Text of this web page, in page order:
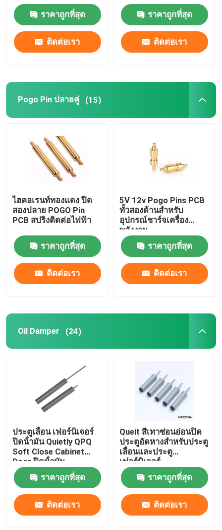
ทุกกรณี
สตาร์ทสปริง POGO
โซนโปโก้ pin
Pogo Pin ปลายคู่
Oil Damper
โปโก้พินที่มีเส้นเส้น
SMT POGO Pin
ปิ้น POGO แม็กเนติก
ชิ้นส่วนแม่นยํา cnc
ชิ้นส่วนแม่พิมพ์ฉีด
พัดลมเตาที่ใช้พลังงานความร้อน
ชุดเครื่องสกรูเวอร์ไฟฟ้า
ราคาถูกที่สุด
ติดต่อเรา
ราคาถูกที่สุด
ติดต่อเรา
Pogo Pin ปลายคู่ (15)
ไฮคอเรนท์ทองแดง ปิด
สองปลาย POGO Pin
PCB สปริงติดต่อไฟฟ้า
ราคาถูกที่สุด
ติดต่อเรา
5V 12v Pogo Pins PCB
ทั้วสองด้านสําหรับ
อุปกรณ์ชาร์จเครื่อง
พลังงาน
ราคาถูกที่สุด
ติดต่อเรา
Oil Damper (24)
ประตูเลื่อน เฟอร์นิเจอร์
ปิดน้ํามัน Quietly QPQ
Soft Close Cabinet
Door ปิดน้ํามัน
ราคาถูกที่สุด
ติดต่อเรา
Queit สีเทาซ่อนอ่อนปิด
ประตูอัดหางสําหรับประตู
เลื่อนและประตู
เฟอร์นิเจอร์
ราคาถูกที่สุด
ติดต่อเรา